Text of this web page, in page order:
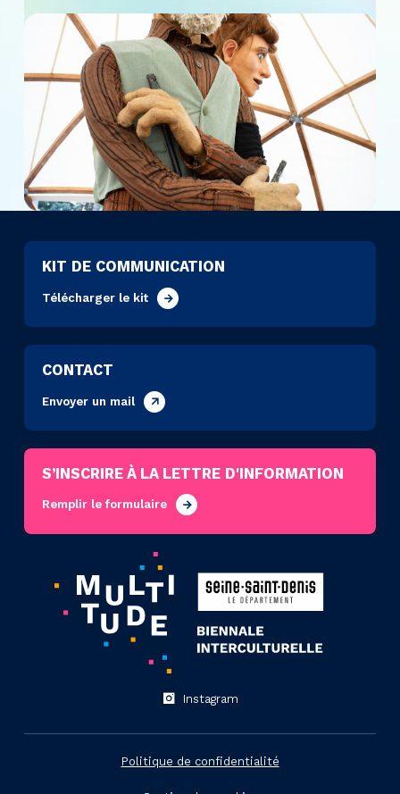
KIT DE COMMUNICATION
Télécharger le kit
CONTACT
Envoyer un mail
S’INSCRIRE À LA LETTRE D'INFORMATION
Remplir le formulaire
Instagram
Politique de confidentialité